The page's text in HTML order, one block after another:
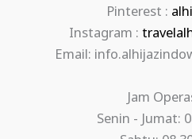
Pinterest :
Instagram :
Email:
Jam
Senin - Jumat: